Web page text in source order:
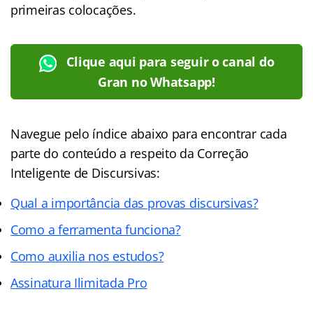
primeiras colocações.
Clique aqui para seguir o canal do
Gran no Whatsapp!
Navegue pelo índice abaixo para encontrar cada
parte do conteúdo a respeito da Correção
Inteligente de Discursivas:
Qual a importância das provas discursivas?
Como a ferramenta funciona?
Como auxilia nos estudos?
Assinatura Ilimitada Pro